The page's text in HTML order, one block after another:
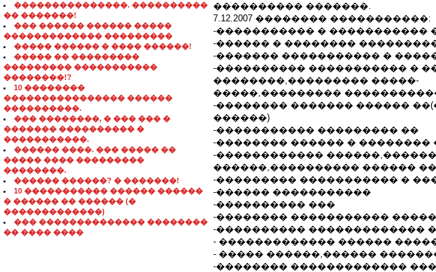
���������������. ����������
�� �������!
��� ������ ������ �����
������������� ���������
����� ������ � ���� ������!
����� �� ���������
��������� �����������
��������!?
10 ��������
���������������� ������
����������.
��� ��������, � ��� ��� �
������� ���������� �
�����������.
������ ����. ��� ����� ��
����� ���� ���������
��������.
������ ������? � �������!
10 ����������� ������ ������
� ������ �� ������ (�
�������������)
��� �������������� ��������
�� ���� ����
���������� �������.
7.12.2007 �������� �����������:
-����������� � �����������
-������ � ��������
-������� ����������� �
-���������� ����������� �
��������,��������� �����-
�����,���������
-�������� ������� ������
������)
-����������� ��������� ��
-�������� ������ � ��������
-������������
������,���������� ������
-��������� ����������� �
-������ �����������
-���������� ���
-�������� �����������
-���������� �������������
- ������������� ������
- ����� ������,������
-�������� �������������